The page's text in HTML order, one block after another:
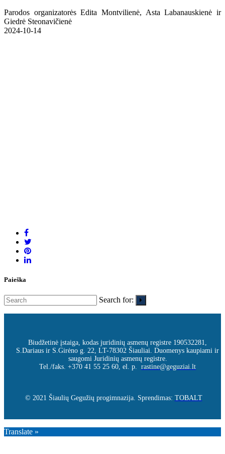
Parodos organizatorės Edita Montvilienė, Asta Labanauskienė ir
Giedrė Steonavičienė
2024-10-14
Paieška
Search for:
Biudžetinė įstaiga, kodas juridinių asmenų registre 190532281,
S.Dariaus ir S.Girėno g. 22, LT-78302 Šiauliai. Duomenys kaupiami ir
saugomi Juridinių asmenų registre.
Tel./faks. +370 41 55 25 60, el. p. rastine@geguziai.lt
© 2021 Šiaulių Gegužių progimnazija. Sprendimas: TOBALT
Translate »